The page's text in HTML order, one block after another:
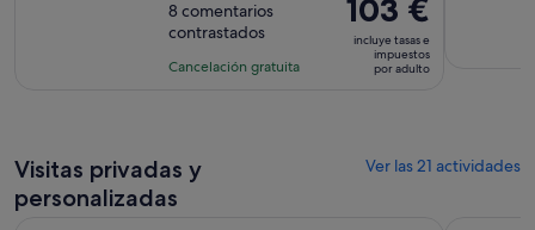
por
adulto
de
la
actividad
sobre
10
con
8 comentarios
contrastados
Cancelación gratuita
precio
es
103 €
incluye tasas e
impuestos
por adulto
Visitas privadas y
personalizadas
Ver las 21 actividades